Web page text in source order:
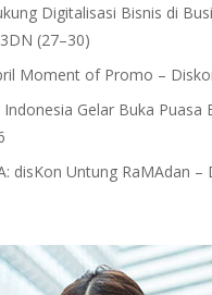
Digitalisasi Bisnis di
(27–30)
Moment of Promo –
Gelar Buka Puasa
disKon Untung RaMAdan –